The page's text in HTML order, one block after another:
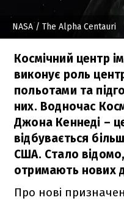
NASA / The Alpha Centauri
Космічний центр
виконує роль
польотами та
них. Водночас
Джона Кеннеді –
відбувається
США. Стало
отримають нових
Про нові